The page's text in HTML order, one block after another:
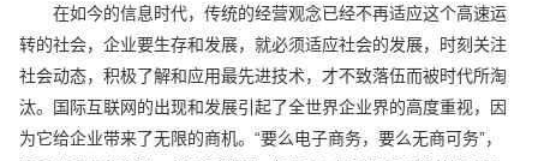
在如今的信息时代，传统的经营观念已经不再适应这个高速运
转的社会，企业要生存和发展，就必须适应社会的发展，时刻关注
社会动态，积极了解和应用最先进技术，才不致落伍而被时代所淘
汰。国际互联网的出现和发展引起了全世界企业界的高度重视，因
为它给企业带来了无限的商机。“要么电子商务，要么无商可务”，